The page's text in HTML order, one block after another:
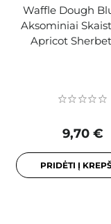
Waffle Dough
Aksominiai
Apricot
9,70 €
PRIDĖTI Į